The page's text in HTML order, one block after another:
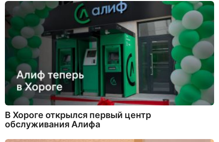
В Хороге открылся первый центр
обслуживания Алифа